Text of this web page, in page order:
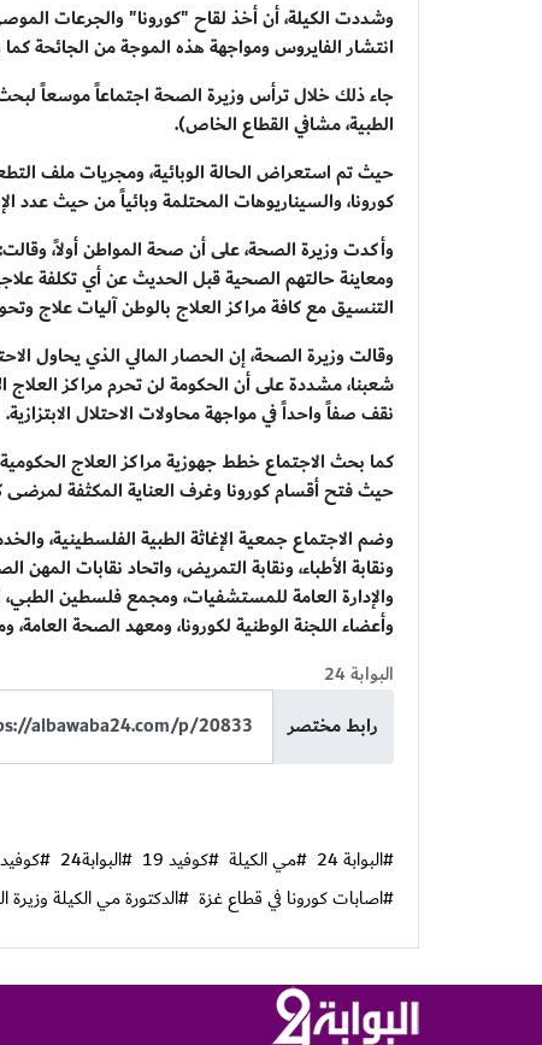
وشددت الكيلة، أن أخذ لقاح "كورونا" والجرعات
انتشار الفايروس ومواجهة هذه الموجة من الجائحة كما
جاء ذلك خلال ترأس وزيرة الصحة اجتماعاً موسعاً لبحث
الطبية، مشافي القطاع الخاص).
حيث تم استعراض الحالة الوبائية، ومجريات ملف
كورونا، والسيناريوهات المحتلمة وبائياً من حيث عدد
وأكدت وزيرة الصحة، على أن صحة المواطن أولاً،
ومعاينة حالتهم الصحية قبل الحديث عن أي تكلفة
التنسيق مع كافة مراكز العلاج بالوطن آليات علاج
وقالت وزيرة الصحة، إن الحصار المالي الذي يحاول
شعبنا، مشددة على أن الحكومة لن تحرم مراكز العلاج
نقف صفاً واحداً في مواجهة محاولات الاحتلال الابتزازية.
كما بحث الاجتماع خطط جهوزية مراكز العلاج
حيث فتح أقسام كورونا وغرف العناية المكثفة لمرضى كوفيد-١٩، وتوفير المستلزمات
وضم الاجتماع جمعية الإغاثة الطبية الفلسطينية،
ونقابة الأطباء، ونقابة التمريض، واتحاد نقابات
والإدارة العامة للمستشفيات، ومجمع فلسطين الطبي،
وأعضاء اللجنة الوطنية لكورونا، ومعهد الصحة
البوابة 24
رابط مختصر
#البوابة 24 #مي الكيلة #كوفيد 19 #البوابة24 #كوفيد 20
#اصابات كورونا في قطاع غزة #الدكتورة مي الكيلة وزيرة